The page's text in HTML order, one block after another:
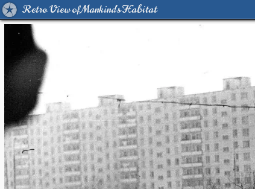
Retro View of Mankind's Habitat